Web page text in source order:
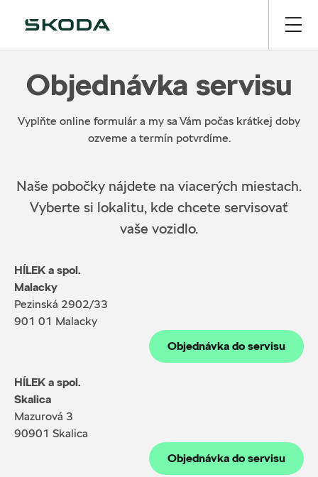
Objednávka servisu
Vyplňte online formulár a my sa Vám počas krátkej doby
ozveme a termín potvrdíme.
Naše pobočky nájdete na viacerých miestach.
Vyberte si lokalitu, kde chcete servisovať
vaše vozidlo.
HÍLEK a spol.
Malacky
Pezinská 2902/33
901 01 Malacky
Objednávka do servisu
HÍLEK a spol.
Skalica
Mazurová 3
90901 Skalica
Objednávka do servisu